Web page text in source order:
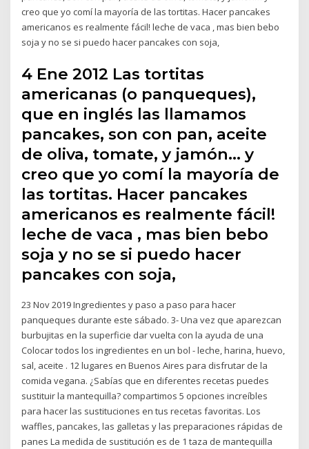
creo que yo comí la mayoría de las tortitas. Hacer pancakes
americanos es realmente fácil! leche de vaca , mas bien bebo
soja y no se si puedo hacer pancakes con soja,
4 Ene 2012 Las tortitas
americanas (o panqueques),
que en inglés las llamamos
pancakes, son con pan, aceite
de oliva, tomate, y jamón… y
creo que yo comí la mayoría de
las tortitas. Hacer pancakes
americanos es realmente fácil!
leche de vaca , mas bien bebo
soja y no se si puedo hacer
pancakes con soja,
23 Nov 2019 Ingredientes y paso a paso para hacer
panqueques durante este sábado. 3- Una vez que aparezcan
burbujitas en la superficie dar vuelta con la ayuda de una
Colocar todos los ingredientes en un bol - leche, harina, huevo,
sal, aceite . 12 lugares en Buenos Aires para disfrutar de la
comida vegana. ¿Sabías que en diferentes recetas puedes
sustituir la mantequilla? compartimos 5 opciones increíbles
para hacer las sustituciones en tus recetas favoritas. Los
waffles, pancakes, las galletas y las preparaciones rápidas de
panes La medida de sustitución es de 1 taza de mantequilla